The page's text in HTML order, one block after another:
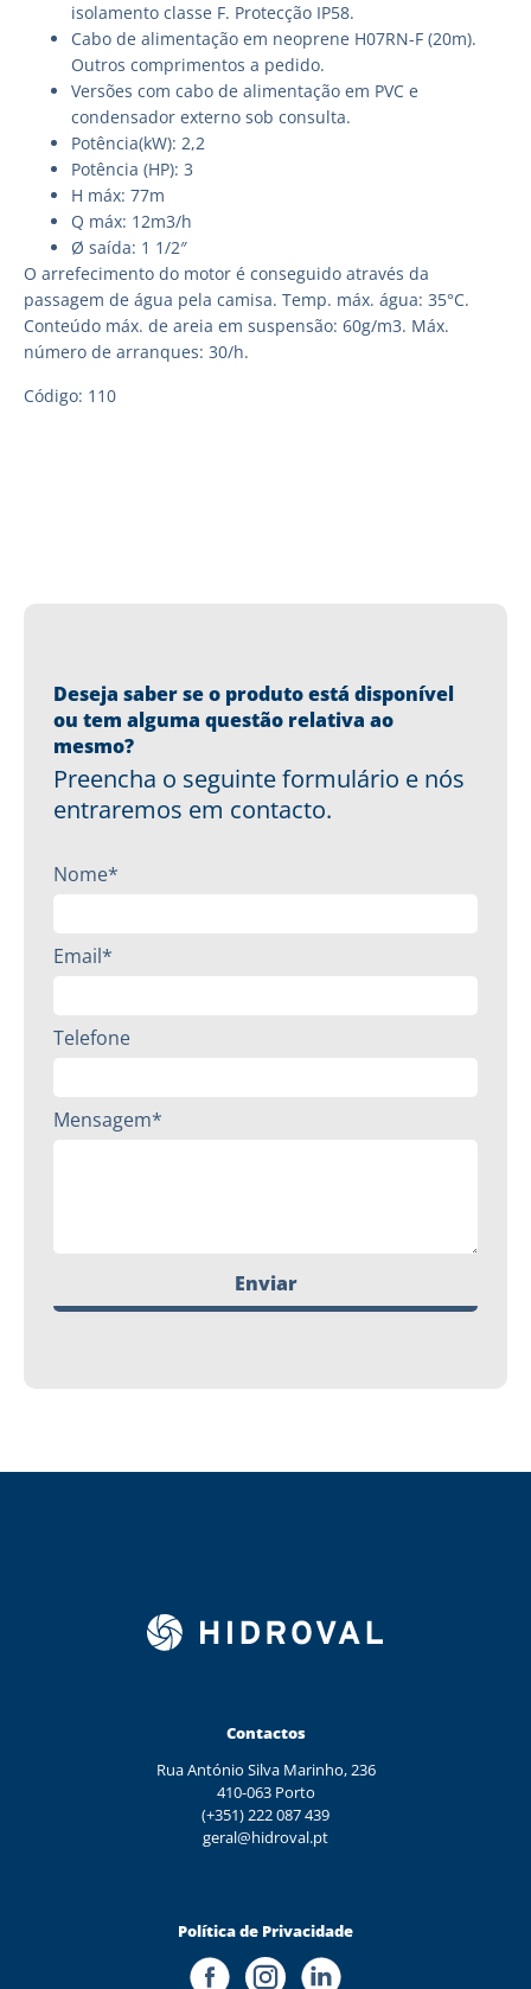
isolamento classe F. Protecção IP58.
Cabo de alimentação em neoprene H07RN-F (20m).
Outros comprimentos a pedido.
Versões com cabo de alimentação em PVC e
condensador externo sob consulta.
Potência(kW): 2,2
Potência (HP): 3
H máx: 77m
Q máx: 12m3/h
Ø saída: 1 1/2″
O arrefecimento do motor é conseguido através da
passagem de água pela camisa. Temp. máx. água: 35°C.
Conteúdo máx. de areia em suspensão: 60g/m3. Máx.
número de arranques: 30/h.
Código: 110
Deseja saber se o produto está disponível
ou tem alguma questão relativa ao
mesmo?
Preencha o seguinte formulário e nós
entraremos em contacto.
Nome*
Email*
Telefone
Mensagem*
Enviar
Contactos
Rua António Silva Marinho, 236
410-063 Porto
(+351) 222 087 439
geral@hidroval.pt
Política de Privacidade